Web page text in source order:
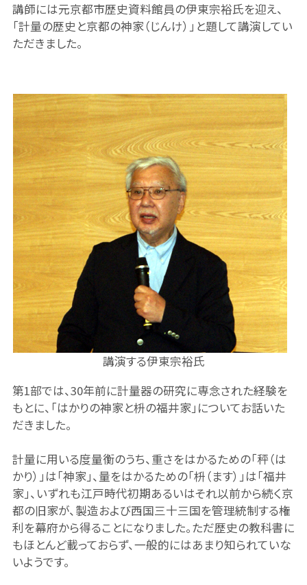
講師には元京都市歴史資料館員の伊東宗裕氏を迎え、
「計量の歴史と京都の神家（じんけ）」と題して講演してい
ただきました。
講演する伊東宗裕氏
第1部では、30年前に計量器の研究に専念された経験を
もとに、「はかりの神家と枡の福井家」についてお話いた
だきました。
計量に用いる度量衡のうち、重さをはかるための「秤（は
かり）」は「神家」、量をはかるための「枡（ます）」は「福井
家」、いずれも江戸時代初期あるいはそれ以前から続く京
都の旧家が、製造および西国三十三国を管理統制する権
利を幕府から得ることになりました。ただ歴史の教科書に
もほとんど載っておらず、一般的にはあまり知られていな
いようです。